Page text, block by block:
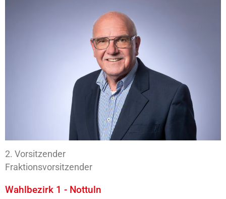
2. Vorsitzender
Fraktionsvorsitzender
Wahlbezirk 1 - Nottuln